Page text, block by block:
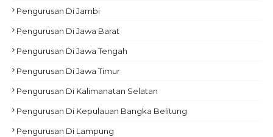
Pengurusan Di Jambi
Pengurusan Di Jawa Barat
Pengurusan Di Jawa Tengah
Pengurusan Di Jawa Timur
Pengurusan Di Kalimanatan Selatan
Pengurusan Di Kepulauan Bangka Belitung
Pengurusan Di Lampung